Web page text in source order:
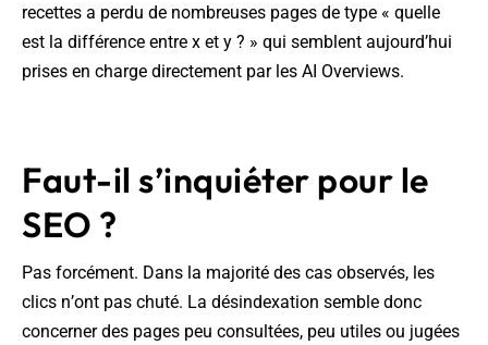
recettes a perdu de nombreuses pages de type « quelle
est la différence entre x et y ? » qui semblent aujourd’hui
prises en charge directement par les AI Overviews.
Faut-il s’inquiéter pour le
SEO ?
Pas forcément. Dans la majorité des cas observés, les
clics n’ont pas chuté. La désindexation semble donc
concerner des pages peu consultées, peu utiles ou jugées